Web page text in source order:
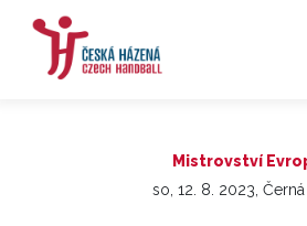
Mistrovství
so, 12. 8. 2023,